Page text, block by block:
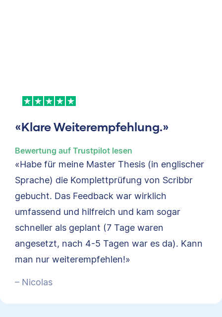
«Klare Weiterempfehlung.»
Bewertung auf Trustpilot lesen
«Habe für meine Master Thesis (in englischer
Sprache) die Komplettprüfung von Scribbr
gebucht. Das Feedback war wirklich
umfassend und hilfreich und kam sogar
schneller als geplant (7 Tage waren
angesetzt, nach 4-5 Tagen war es da). Kann
man nur weiterempfehlen!»
– Nicolas